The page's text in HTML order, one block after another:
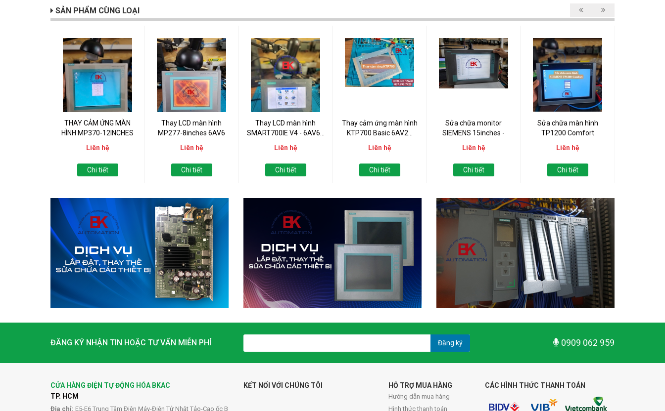
SẢN PHẨM CÙNG LOẠI
THAY CẢM ỨNG MÀN
HÌNH MP370-12INCHES
Liên hệ
Chi tiết
Thay LCD màn hình
MP277-8inches 6AV6
643-0CB01-1AX1
Liên hệ
Chi tiết
Thay LCD màn hình
SMART700IE V4 - 6AV6...
Liên hệ
Chi tiết
Thay cảm ứng màn hình
KTP700 Basic 6AV2...
Liên hệ
Chi tiết
Sửa chữa monitor
SIEMENS 15inches -
6AV7 861-2TB10-1AA0...
Liên hệ
Chi tiết
Sửa chữa màn hình
TP1200 Comfort
Liên hệ
Chi tiết
ĐĂNG KÝ NHẬN TIN HOẶC TƯ VẤN MIỄN PHÍ Đăng ký 0909 062 959
CỬA HÀNG ĐIỆN TỰ ĐỘNG HÓA BKAC
TP. HCM
Địa chỉ: E5-E6 Trung Tâm Điện Máy-Điện Tử Nhật Tảo-Cao ốc B
KẾT NỐI VỚI CHÚNG TÔI HỖ TRỢ MUA HÀNG
Hướng dẫn mua hàng
Hình thức thanh toán
CÁC HÌNH THỨC THANH TOÁN